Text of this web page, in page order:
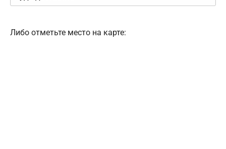
Либо отметьте место на карте: